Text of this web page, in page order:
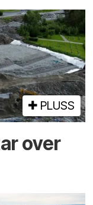
PLUSS
over